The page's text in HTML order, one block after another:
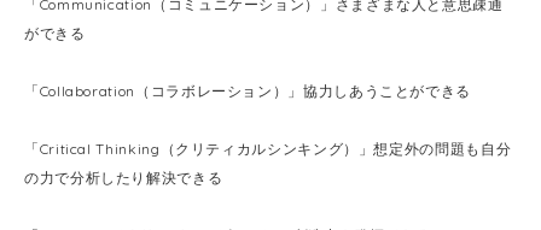
「Communication（コミュニケーション）」さまざまな人と意思疎通
ができる
「Collaboration（コラボレーション）」協力しあうことができる
「Critical Thinking（クリティカルシンキング）」想定外の問題も自分
の力で分析したり解決できる